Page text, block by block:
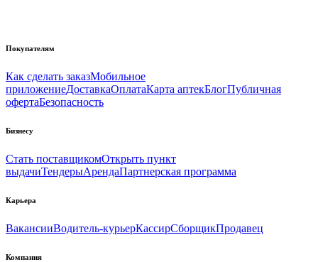
Покупателям
Как сделать заказМобильное
приложениеДоставкаОплатаКарта аптекБлогПубличная
офертаБезопасность
Бизнесу
Стать поставщикомОткрыть пункт
выдачиТендерыАрендаПартнерская программа
Карьера
ВакансииВодитель-курьерКассирСборщикПродавец
Компания